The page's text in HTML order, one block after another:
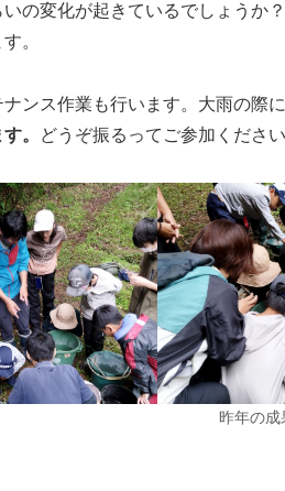
の変化が起きているでしょうか
。
ンス作業も行います。大雨の際
。
どうぞ振るってご参加ください
昨年の